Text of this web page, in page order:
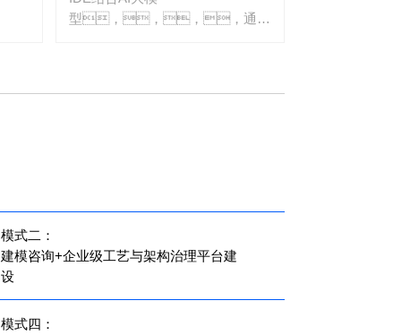
型，，，，通过
模式二：
建模咨询+企业级工艺与架构治理平台建
设
模式四：